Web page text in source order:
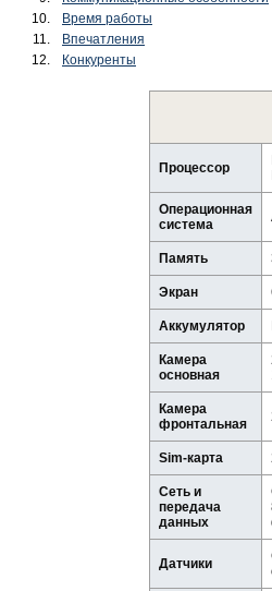
Время работы
Впечатления
Конкуренты
Процессор
Операционная
система
Память
Экран
Аккумулятор
Камера
основная
Камера
фронтальная
Sim-карта
Сеть и
передача
данных
Датчики